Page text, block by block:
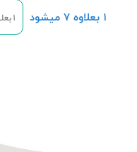
۱ بعلاوه ۷ میشود